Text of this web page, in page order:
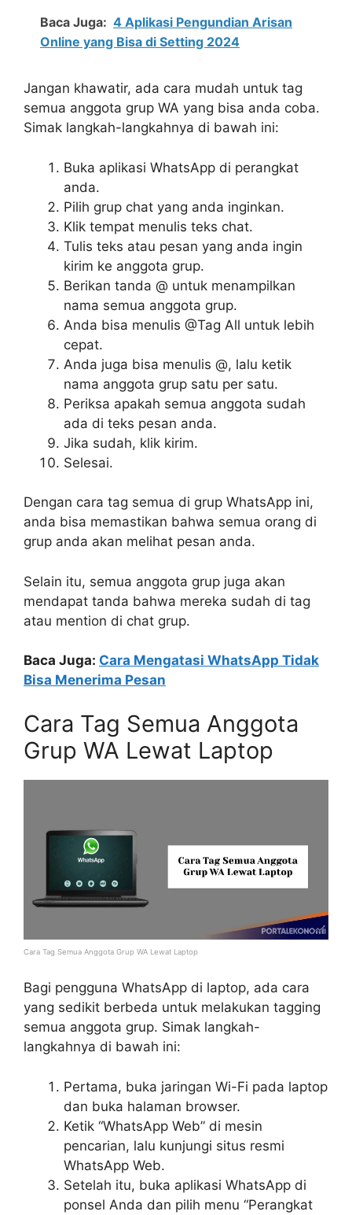
Baca Juga: 4 Aplikasi Pengundian Arisan
Online yang Bisa di Setting 2024
Jangan khawatir, ada cara mudah untuk tag
semua anggota grup WA yang bisa anda coba.
Simak langkah-langkahnya di bawah ini:
Buka aplikasi WhatsApp di perangkat
anda.
Pilih grup chat yang anda inginkan.
Klik tempat menulis teks chat.
Tulis teks atau pesan yang anda ingin
kirim ke anggota grup.
Berikan tanda @ untuk menampilkan
nama semua anggota grup.
Anda bisa menulis @Tag All untuk lebih
cepat.
Anda juga bisa menulis @, lalu ketik
nama anggota grup satu per satu.
Periksa apakah semua anggota sudah
ada di teks pesan anda.
Jika sudah, klik kirim.
Selesai.
Dengan cara tag semua di grup WhatsApp ini,
anda bisa memastikan bahwa semua orang di
grup anda akan melihat pesan anda.
Selain itu, semua anggota grup juga akan
mendapat tanda bahwa mereka sudah di tag
atau mention di chat grup.
Baca Juga: Cara Mengatasi WhatsApp Tidak
Bisa Menerima Pesan
Cara Tag Semua Anggota
Grup WA Lewat Laptop
Cara Tag Semua Anggota Grup WA Lewat Laptop
Bagi pengguna WhatsApp di laptop, ada cara
yang sedikit berbeda untuk melakukan tagging
semua anggota grup. Simak langkah-
langkahnya di bawah ini:
Pertama, buka jaringan Wi-Fi pada laptop
dan buka halaman browser.
Ketik “WhatsApp Web” di mesin
pencarian, lalu kunjungi situs resmi
WhatsApp Web.
Setelah itu, buka aplikasi WhatsApp di
ponsel Anda dan pilih menu “Perangkat